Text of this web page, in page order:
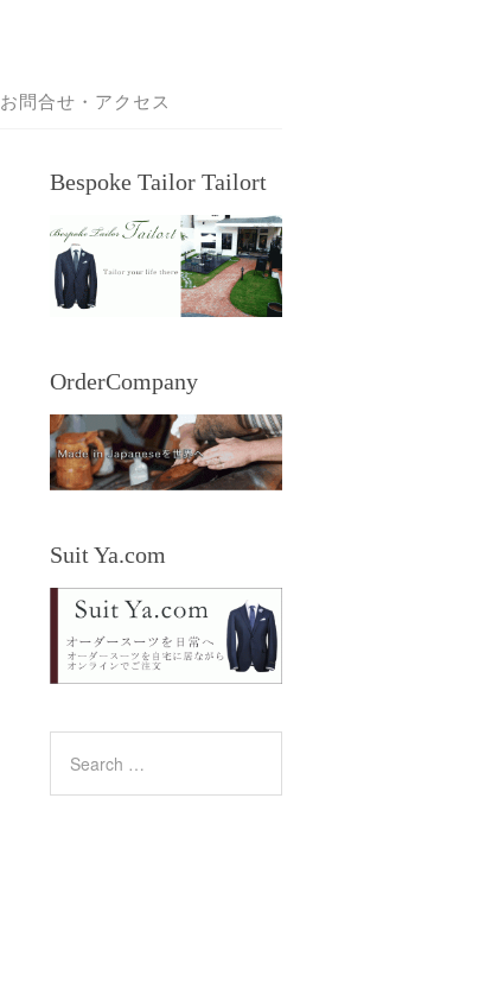
お問合せ・アクセス
Bespoke Tailor Tailort
OrderCompany
Suit Ya.com